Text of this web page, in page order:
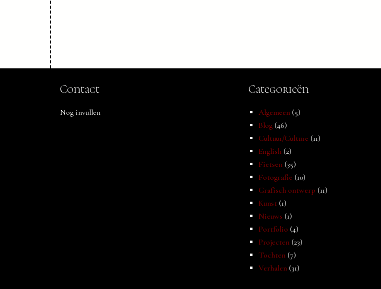
Contact
Nog invullen
Categorieën
Algemeen (5)
Blog (46)
Cultuur/Culture (11)
English (2)
Fietsen (35)
Fotografie (10)
Grafisch ontwerp (11)
Kunst (1)
Nieuws (1)
Portfolio (4)
Projecten (23)
Tochten (7)
Verhalen (31)